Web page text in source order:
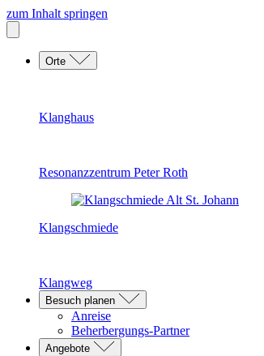
zum Inhalt springen
Orte
Klanghaus
Resonanzzentrum Peter Roth
Klangschmiede
Klangweg
Besuch planen
Anreise
Beherbergungs-Partner
Angebote